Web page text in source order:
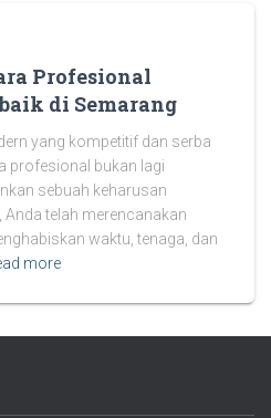
Profesional
di Semarang
yang kompetitif dan serba
profesional bukan lagi
sebuah keharusan
telah merencanakan
waktu, tenaga, dan
more